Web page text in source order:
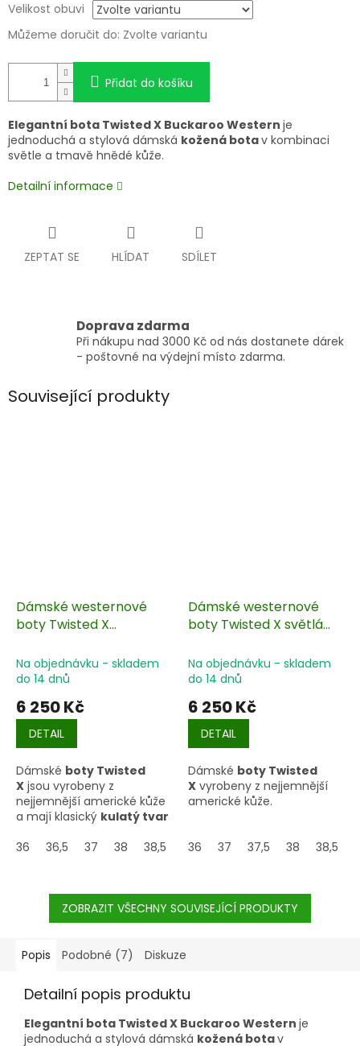
Velikost obuvi
Můžeme doručit do: Zvolte variantu
Přidat do košíku
Elegantní bota Twisted X Buckaroo Western je
jednoduchá a stylová dámská kožená botav kombinaci
světle a tmavě hnědé kůže.
Detailní informace
ZEPTAT SE HLÍDAT SDÍLET
Doprava zdarma
Při nákupu nad 3000 Kč od nás dostanete dárek
- poštovné na výdejní místo zdarma.
Související produkty
Dámské westernové
boty Twisted X
Na objednávku - skladem
do 14 dnů
6 250 Kč
DETAIL
Dámské boty Twisted
X jsou vyrobeny z
nejjemnější americké kůže
a mají klasický kulatý tvar
36
36,5 37 38 38,5 39 40 40,5 42
Dámské westernové
boty Twisted X světlá
Na objednávku - skladem
do 14 dnů
6 250 Kč
DETAIL
Dámské boty Twisted
X vyrobeny z nejjemnější
americké kůže.
36 37 37,5 38 38,5
ZOBRAZIT VŠECHNY SOUVISEJÍCÍ PRODUKTY
Popis Podobné (7) Diskuze
Detailní popis produktu
Elegantní bota Twisted X Buckaroo Western je
jednoduchá a stylová dámská kožená botav